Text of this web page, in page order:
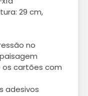
29 cm,
no
os cartões com
adesivos